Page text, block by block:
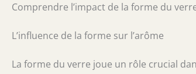
Comprendre l’impact de la forme du
L’influence de la forme sur l’arôme
La forme du verre joue un rôle crucial